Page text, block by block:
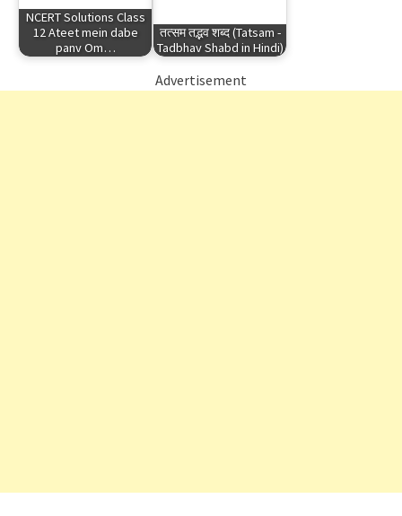
NCERT Solutions Class
12 Ateet mein dabe
panv Om…
तत्सम तद्भव शब्द (Tatsam -
Tadbhav Shabd in Hindi)
Advertisement